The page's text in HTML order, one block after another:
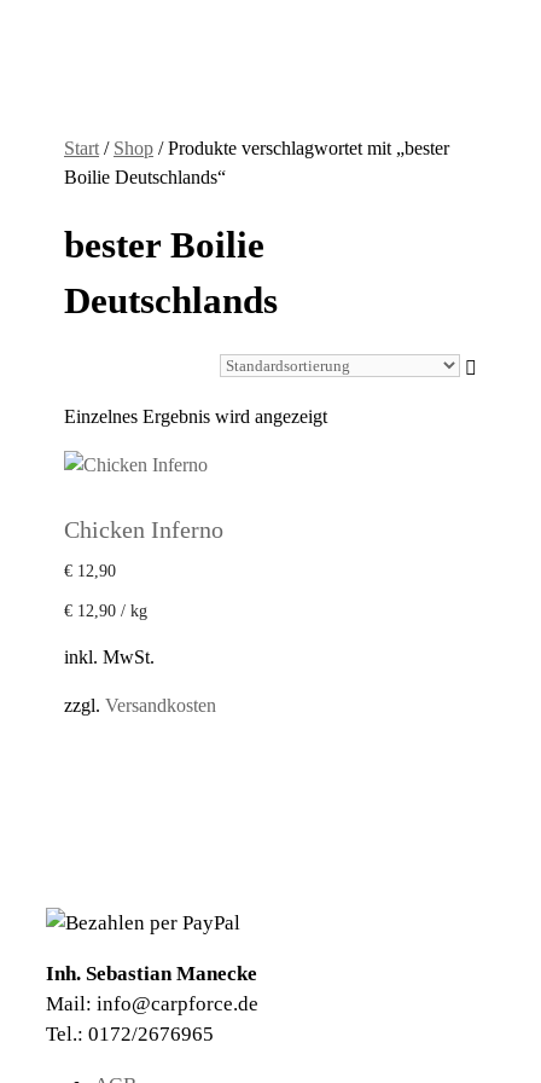
Start / Shop / Produkte verschlagwortet mit „bester
Boilie Deutschlands“
bester Boilie
Deutschlands
Einzelnes Ergebnis wird angezeigt
Chicken Inferno
€ 12,90
€ 12,90 / kg
inkl. MwSt.
zzgl. Versandkosten
Inh. Sebastian Manecke
Mail: info@carpforce.de
Tel.: 0172/2676965